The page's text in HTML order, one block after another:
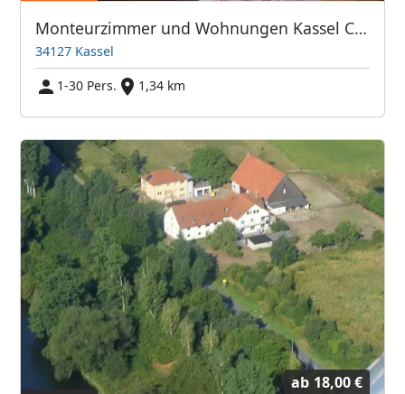
Monteurzimmer und Wohnungen Kassel City Speak Polish
34127 Kassel
1-30 Pers.
1,34 km
ab 18,00 €